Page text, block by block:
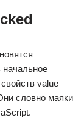
начальное
value
словно маяки